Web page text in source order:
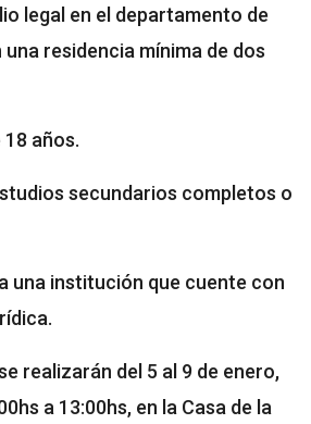
legal en el departamento de
una residencia mínima de dos
años.
secundarios completos o
una institución que cuente con
realizarán del 5 al 9 de enero,
a 13:00hs, en la Casa de la